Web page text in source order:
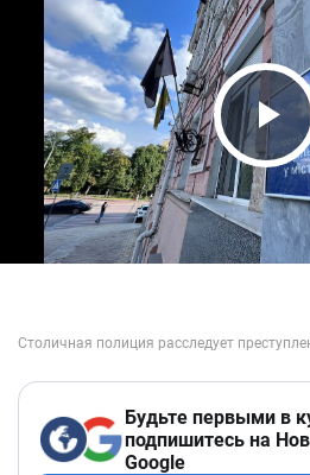
Будьте первыми в
подпишитесь на
Google